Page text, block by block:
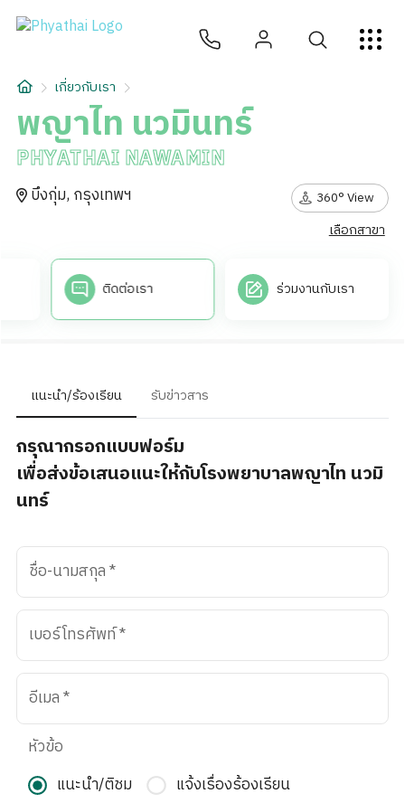
TH English
เกี่ยวกับเรา
สาขาโรงพยาบาล
เกี่ยวกับเรา
พญาไท นวมินทร์
PHYATHAI NAWAMIN
บึงกุ่ม, กรุงเทพฯ 360° View
เลือกสาขา
ติดต่อเรา ร่วมงานกับเรา
แนะนำ/ร้องเรียน รับข่าวสาร
กรุณากรอกแบบฟอร์ม
เพื่อส่งข้อเสนอแนะให้กับโรงพยาบาลพญาไท นวมิ
นทร์
ชื่อ-นามสกุล*
เบอร์โทรศัพท์*
อีเมล*
หัวข้อ
แนะนำ/ติชม
แจ้งเรื่องร้องเรียน